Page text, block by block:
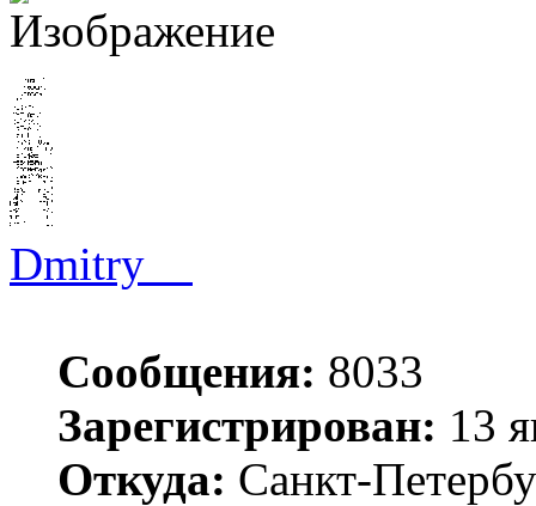
Dmitry__
Сообщения: 8033
Зарегистрирован: 13
Откуда: Санкт-